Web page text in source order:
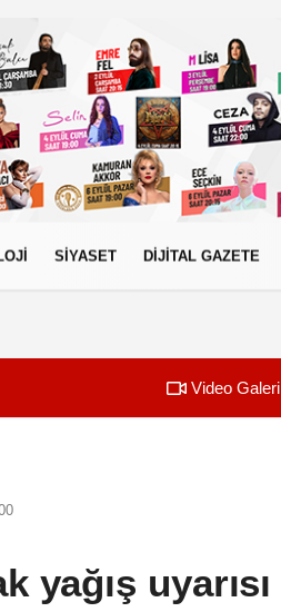
SİYASET DİJİTAL GAZETE
Video Galeri
yağış uyarısı